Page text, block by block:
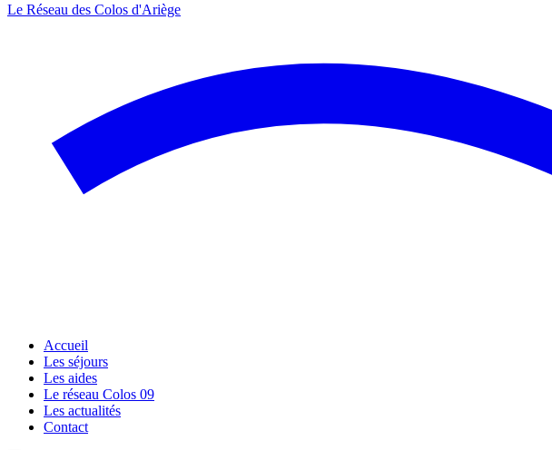
Le Réseau des Colos d'Ariège
Accueil
Les séjours
Les aides
Le réseau Colos 09
Les actualités
Contact